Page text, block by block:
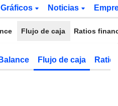
Gráficos Noticias
Flujo de caja Ratios
Balance Flujo de caja